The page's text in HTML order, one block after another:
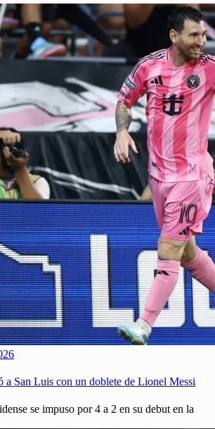
a San Luis con un doblete de Lionel Messi
se impuso por 4 a 2 en su debut en la